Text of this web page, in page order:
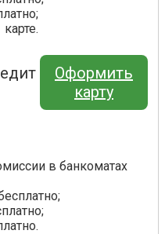
Оформить
карту
в банкоматах